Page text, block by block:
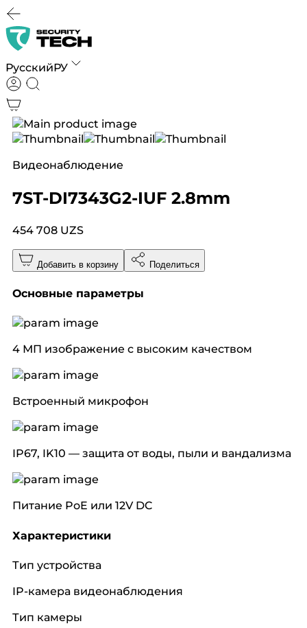
РусскийРУ
Видеонаблюдение
7ST-DI7343G2-IUF 2.8mm
454 708 UZS
Добавить в корзину Поделиться
Основные параметры
4 МП изображение с высоким качеством
Встроенный микрофон
IP67, IK10 — защита от воды, пыли и вандализма
Питание PoE или 12V DC
Характеристики
Тип устройства
IP-камера видеонаблюдения
Тип камеры